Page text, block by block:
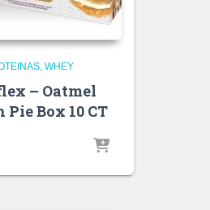
WHEY
– Oatmel
Pie Box 10 CT